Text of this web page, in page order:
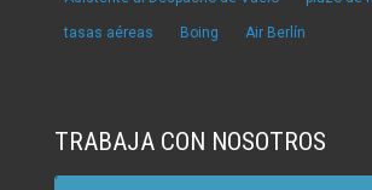
tasas aéreas Boing Air Berlín
TRABAJA CON NOSOTROS